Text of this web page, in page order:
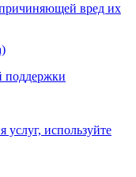
вред их
поддержки
услуг, используйте